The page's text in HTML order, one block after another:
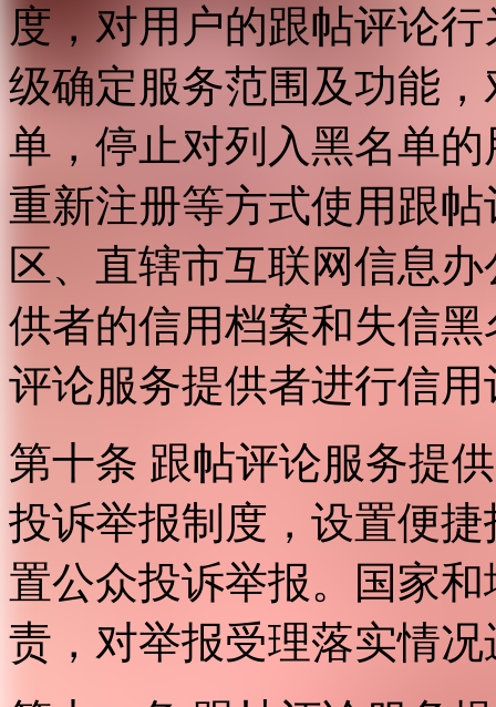
度，对用户的跟帖评论
级确定服务范围及功能
单，停止对列入黑名单
重新注册等方式使用跟
区、直辖市互联网信息
供者的信用档案和失信
评论服务提供者进行信用
第十条 跟帖评论服务提
投诉举报制度，设置便
置公众投诉举报。国家
责，对举报受理落实情